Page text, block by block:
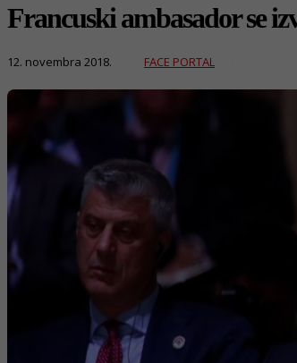
Francuski ambasador se
12. novembra 2018. FACE PORTAL